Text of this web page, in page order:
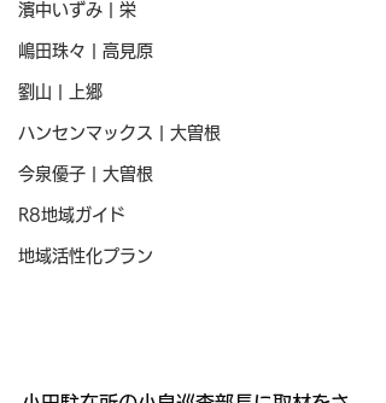
濱中いずみ | 栄
嶋田珠々 | 高見原
劉山 | 上郷
ハンセンマックス | 大曽根
今泉優子 | 大曽根
R8地域ガイド
地域活性化プラン